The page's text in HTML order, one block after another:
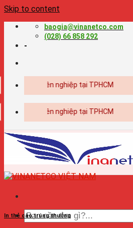
Skip to content
baogia@vinanetco.com
(028) 66 858 292
-
chuyên nghiệp tại TPHCM
chuyên nghiệp tại TPHCM
In thẻ cào trúng thưởng